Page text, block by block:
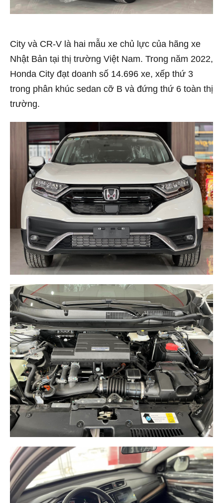
City và CR-V là hai mẫu xe chủ lực của hãng xe
Nhật Bản tại thị trường Việt Nam. Trong năm 2022,
Honda City đạt doanh số 14.696 xe, xếp thứ 3
trong phân khúc sedan cỡ B và đứng thứ 6 toàn thị
trường.